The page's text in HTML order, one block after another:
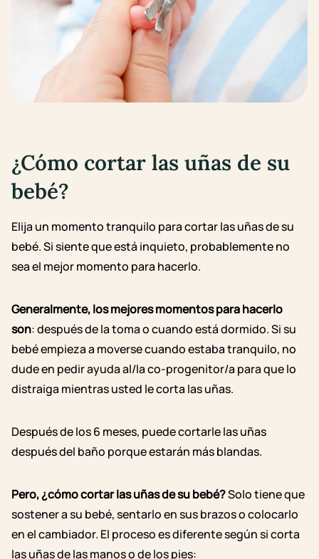
¿Cómo cortar las uñas de su
bebé?
Elija un momento tranquilo para cortar las uñas de su
bebé. Si siente que está inquieto, probablemente no
sea el mejor momento para hacerlo.
Generalmente, los mejores momentos para hacerlo
son: después de la toma o cuando está dormido. Si su
bebé empieza a moverse cuando estaba tranquilo, no
dude en pedir ayuda al/la co-progenitor/a para que lo
distraiga mientras usted le corta las uñas.
Después de los 6 meses, puede cortarle las uñas
después del baño porque estarán más blandas.
Pero, ¿cómo cortar las uñas de su bebé?Solo tiene que
sostener a su bebé, sentarlo en sus brazos o colocarlo
en el cambiador. El proceso es diferente según si corta
las uñas de las manos o de los pies: